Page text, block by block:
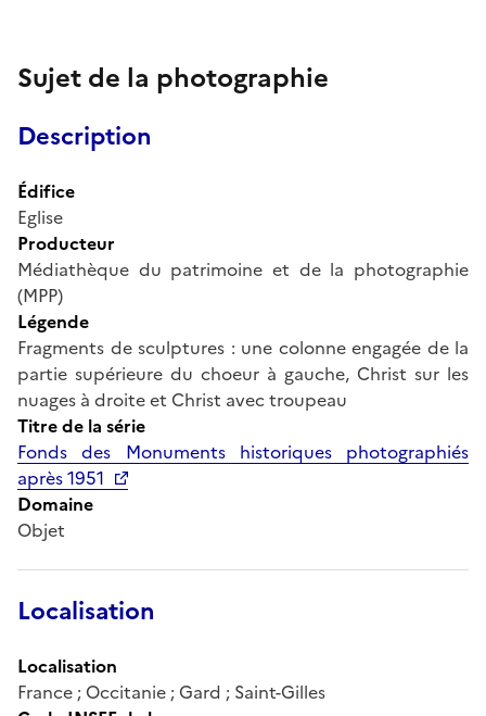
Sujet de la photographie
Description
Édifice
Eglise
Producteur
Médiathèque du patrimoine et de la photographie
(MPP)
Légende
Fragments de sculptures : une colonne engagée de la
partie supérieure du choeur à gauche, Christ sur les
nuages à droite et Christ avec troupeau
Titre de la série
Fonds des Monuments historiques photographiés
après 1951
Domaine
Objet
Localisation
Localisation
France ; Occitanie ; Gard ; Saint-Gilles